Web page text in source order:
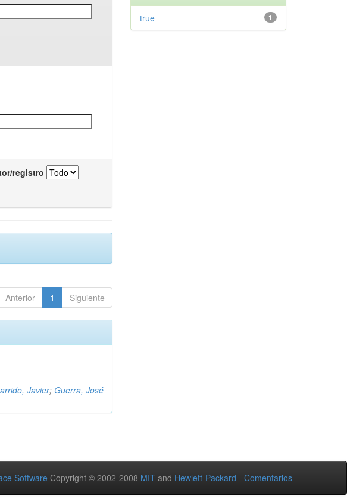
registro
Anterior 1 Siguiente
Javier; Guerra, José
1
true
Software Copyright © 2002-2008 MIT and Hewlett-Packard - Comentarios